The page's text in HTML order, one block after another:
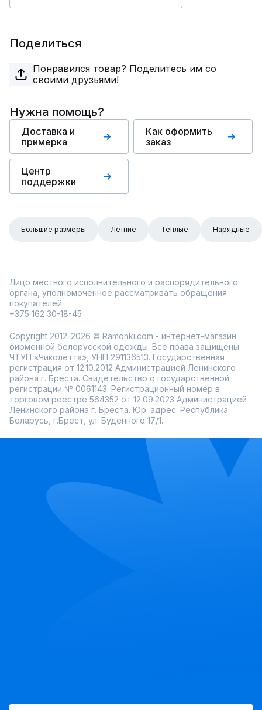
Поделиться
Понравился товар? Поделитесь им со
своими друзьями!
Нужна помощь?
Доставка и
примерка
Как оформить
заказ
Центр
поддержки
Большие размеры Летние Теплые Нарядные
Лицо местного исполнительного и распорядительного
органа, уполномоченное рассматривать обращения
покупателей:
+375 162 30-18-45
Copyright 2012-2026 © Ramonki.com - интернет-магазин
фирменной белорусской одежды. Все права защищены.
ЧТУП «Чиколетта», УНП 291136513. Государственная
регистрация от 12.10.2012 Администрацией Ленинского
района г. Бреста. Свидетельство о государственной
регистрации № 0061143. Регистрационный номер в
торговом реестре 564352 от 12.09.2023 Администрацией
Ленинского района г. Бреста. Юр. адрес: Республика
Беларусь, г.Брест, ул. Буденного 17/1.